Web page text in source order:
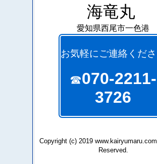
海竜丸
愛知県西尾市一色港
お気軽にご連絡くだ
☎070-2211-
3726
Copyright (c) 2019
Reserved.